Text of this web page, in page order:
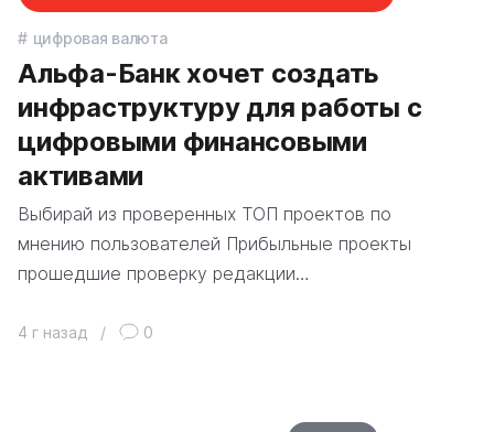
цифровая валюта
Альфа-Банк хочет создать
инфраструктуру для работы с
цифровыми финансовыми
активами
Выбирай из проверенных ТОП проектов по
мнению пользователей Прибыльные проекты
прошедшие проверку редакции…
4 г назад / 0